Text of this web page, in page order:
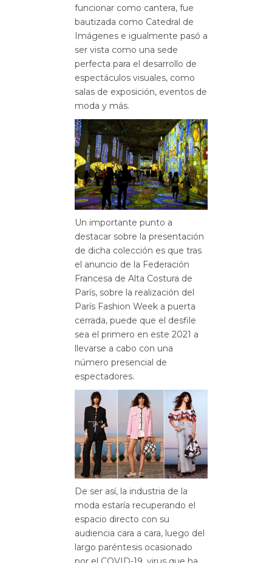
funcionar como cantera, fue
bautizada como Catedral de
Imágenes e igualmente pasó a
ser vista como una sede
perfecta para el desarrollo de
espectáculos visuales, como
salas de exposición, eventos de
moda y más.
Un importante punto a
destacar sobre la presentación
de dicha colección es que tras
el anuncio de la Federación
Francesa de Alta Costura de
París, sobre la realización del
París Fashion Week a puerta
cerrada, puede que el desfile
sea el primero en este 2021 a
llevarse a cabo con una
número presencial de
espectadores.
De ser así, la industria de la
moda estaría recuperando el
espacio directo con su
audiencia cara a cara, luego del
largo paréntesis ocasionado